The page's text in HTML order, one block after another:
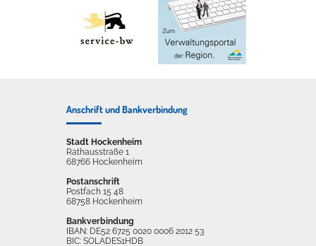
Anschrift und Bankverbindung
Stadt Hockenheim
Rathausstraße 1
68766 Hockenheim
Postanschrift
Postfach 15 48
68758 Hockenheim
Bankverbindung
IBAN: DE52 6725 0020 0006 2012 53
BIC: SOLADES1HDB